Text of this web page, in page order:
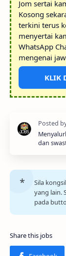
Jom sertai
Kosong
terkini terus
menyertai
WhatsApp
mengenai
KLIK
dan
Sila
yang lain.
pada